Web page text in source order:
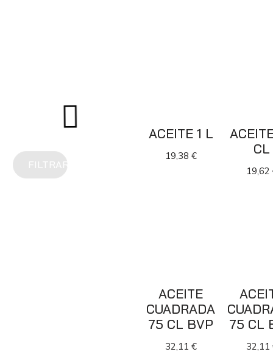
FILTRAR
ACEITE 1 L
19,38 €
CL
19,62
ACEITE
CUADRADA
75 CL BVP
32,11 €
75 CL
32,11